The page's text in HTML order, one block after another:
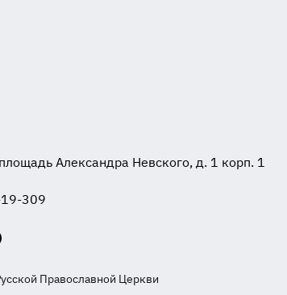
Александра Невского, д. 1 корп. 1
309
Православной Церкви